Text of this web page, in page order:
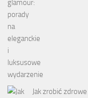
Jak zrobić